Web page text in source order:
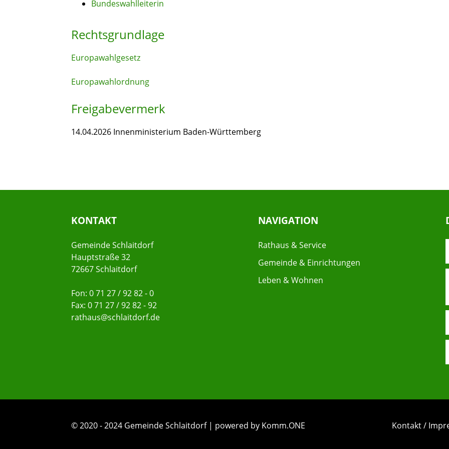
Bundeswahlleiterin
Rechtsgrundlage
Europawahlgesetz
Europawahlordnung
Freigabevermerk
14.04.2026 Innenministerium Baden-Württemberg
KONTAKT
Gemeinde Schlaitdorf
Hauptstraße 32
72667 Schlaitdorf
Fon: 0 71 27 / 92 82 - 0
Fax: 0 71 27 / 92 82 - 92
rathaus@schlaitdorf.de
NAVIGATION
Rathaus & Service
Gemeinde & Einrichtungen
Leben & Wohnen
© 2020 - 2024 Gemeinde Schlaitdorf | powered by Komm.ONE Kontakt /